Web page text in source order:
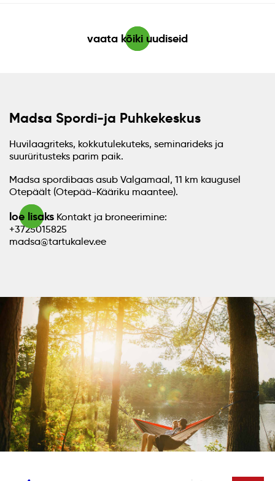
vaata kõiki uudiseid
Madsa Spordi-ja Puhkekeskus
Huvilaagriteks, kokkutulekuteks, seminarideks ja
suurüritusteks parim paik.
Madsa spordibaas asub Valgamaal, 11 km kaugusel
Otepäält (Otepää-Kääriku maantee).
loe lisaks Kontakt ja broneerimine:
+3725015825
madsa@tartukalev.ee